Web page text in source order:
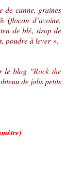
de canne, graines
(flocon d’avoine,
de blé, sirop de
poudre à lever ».
le blog "Rock the
de jolis petits